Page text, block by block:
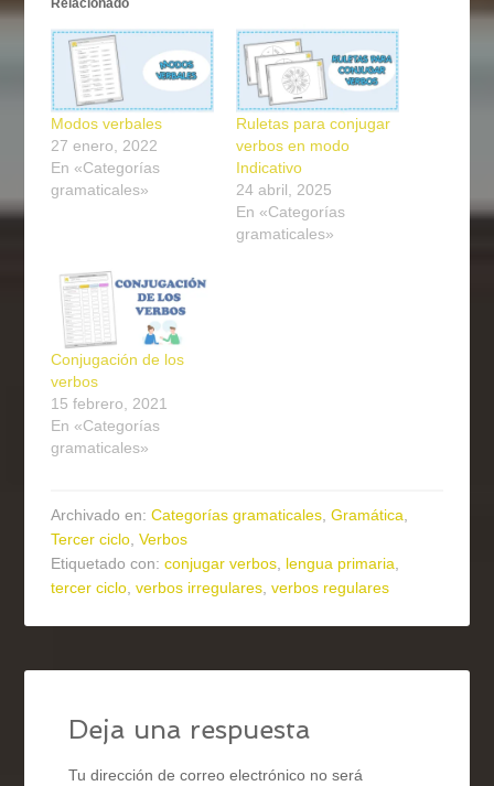
Modos verbales
27 enero, 2022
En «Categorías
gramaticales»
Ruletas para conjugar
verbos en modo
Indicativo
24 abril, 2025
En «Categorías
gramaticales»
Conjugación de los
verbos
15 febrero, 2021
En «Categorías
gramaticales»
Archivado en:Categorías gramaticales,Gramática,
Tercer ciclo,Verbos
Etiquetado con:conjugar verbos, lengua primaria,
tercer ciclo,verbos irregulares,verbos regulares
Deja una respuesta
Tu dirección de correo electrónico no será